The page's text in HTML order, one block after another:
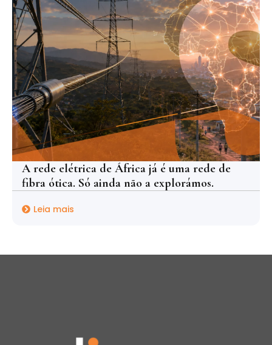
A rede elétrica de África já é uma rede de
fibra ótica. Só ainda não a explorámos.
Leia mais